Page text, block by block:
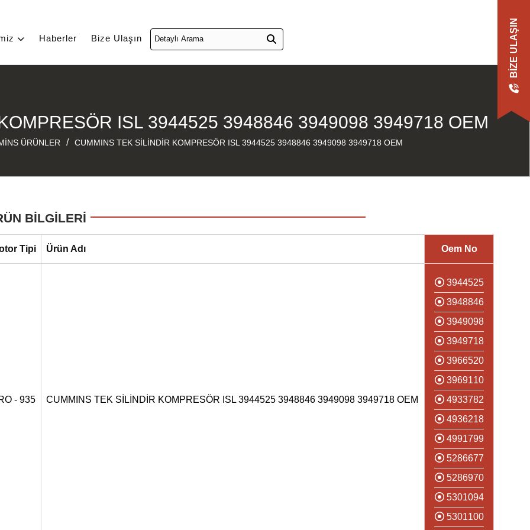
Haberler Bize Ulaşın BIZE ULAŞIN
ISL 3944525 3948846 3949098 3949718 OEM
ÜRÜNLER / CUMMINS TEK SİLİNDİR KOMPRESÖR ISL 3944525 3948846 3949098 3949718 OEM
BİLGİLERİ
Tipi Ürün Adı Oem No
- 935 CUMMINS TEK SİLİNDİR KOMPRESÖR ISL 3944525 3948846 3949098 3949718 OEM
3944525
3948846
3949098
3949718
3966520
3969110
4933782
4936218
4991799
5286677
5286970
5301094
5301100